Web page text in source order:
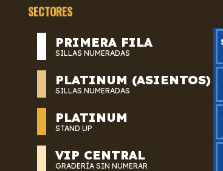
SECTORES
PRIMERA FILA
SILLAS NUMERADAS
PLATINUM (ASIENTOS)
SILLAS NUMERADAS
PLATINUM
STAND UP
VIP CENTRAL
GRADERÍA SIN NUMERAR